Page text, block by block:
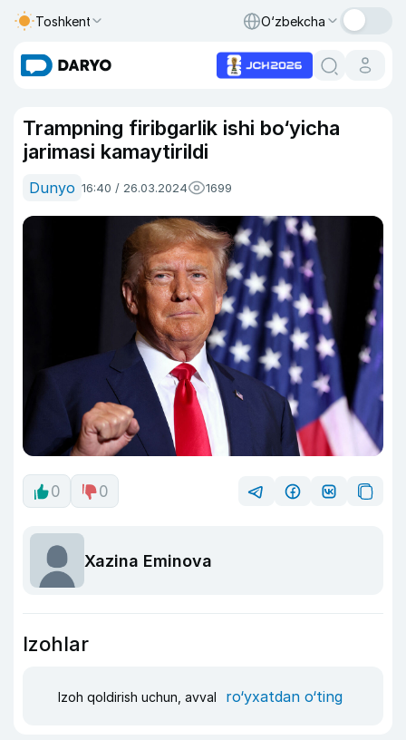
Toshkent O‘zbekcha
Trampning firibgarlik ishi bo‘yicha
jarimasi kamaytirildi
Dunyo 16:40 / 26.03.2024 1699
0 0
Xazina Eminova
Izohlar
Izoh qoldirish uchun, avval ro‘yxatdan o‘ting